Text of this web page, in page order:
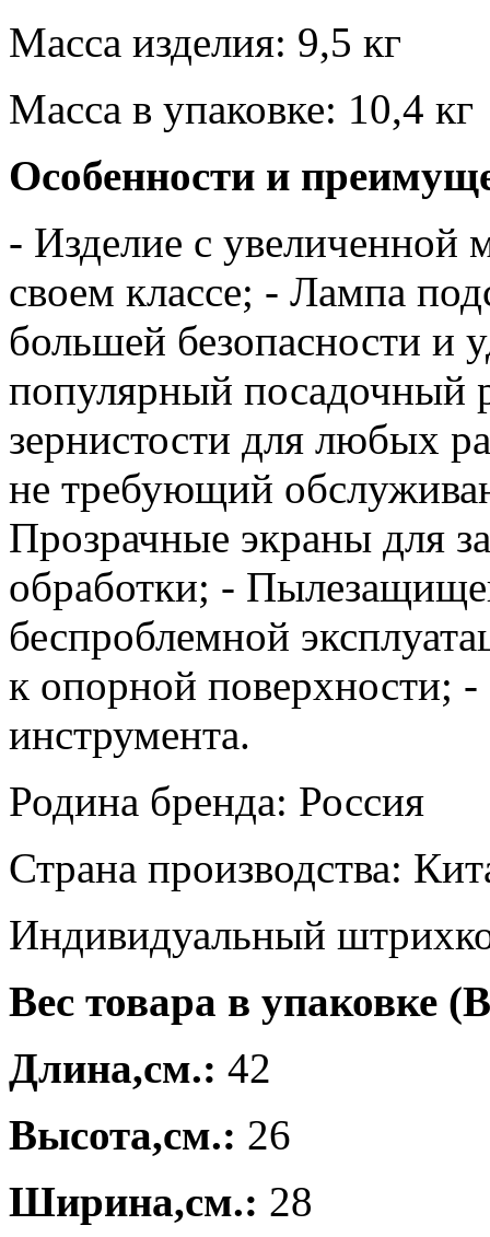
Масса изделия: 9,5 кг
Масса в упаковке: 10,4 кг
Особенности и
- Изделие с увеличенной
своем классе; - Лампа
большей безопасности и
популярный посадочный
зернистости для любых
не требующий
Прозрачные экраны для
обработки; -
беспроблемной
к опорной поверхности;
инструмента.
Родина бренда: Россия
Страна производства:
Индивидуальный
Вес товара в упаковке
Длина,см.: 42
Высота,см.: 26
Ширина,см.: 28